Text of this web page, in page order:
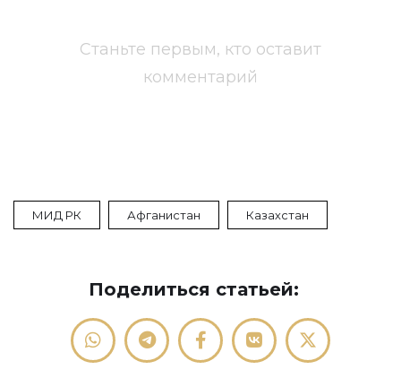
Станьте первым, кто оставит
комментарий
МИД РК Афганистан Казахстан
Поделиться статьей: